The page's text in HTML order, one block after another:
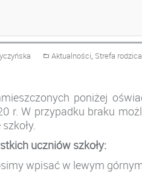
Aktualności, Strefa rodzica
poniżej
r. W przypadku braku
uczniów szkoły:
wpisać w lewym